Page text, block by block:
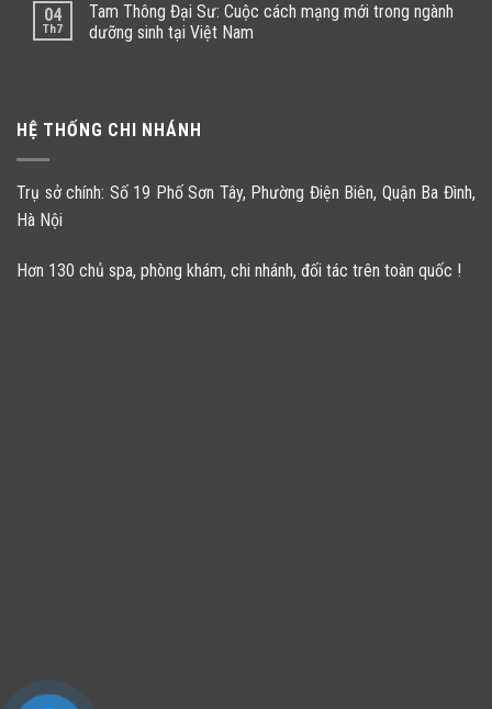
04
Th7
Tam Thông Đại Sư: Cuộc cách mạng mới trong ngành
dưỡng sinh tại Việt Nam
HỆ THỐNG CHI NHÁNH
Trụ sở chính: Số 19 Phố Sơn Tây, Phường Điện Biên, Quận Ba Đình,
Hà Nội
Hơn 130 chủ spa, phòng khám, chi nhánh, đối tác trên toàn quốc !